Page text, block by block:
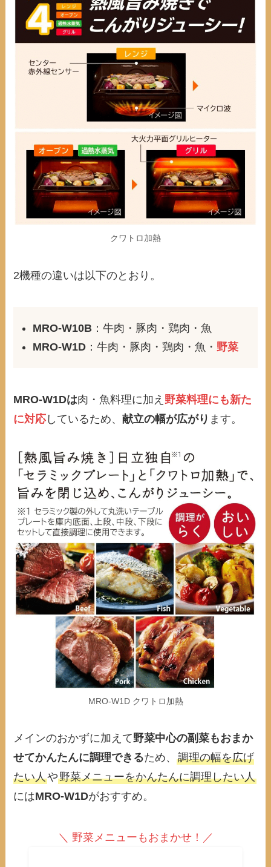
クワトロ加熱
2機種の違いは以下のとおり。
MRO-W10B：牛肉・豚肉・鶏肉・魚
MRO-W1D：牛肉・豚肉・鶏肉・魚・ 野菜
MRO-W1Dは肉・魚料理に加え 野菜料理にも新た
に対応 しているため、献立の幅が広がり ます。
MRO-W1D クワトロ加熱
メインのおかずに加えて野菜中心の副菜もおまか
せてかんたんに調理できるため、調理の幅を広げ
たい人や野菜メニューをかんたんに調理したい人
にはMRO-W1Dがおすすめ。
＼ 野菜メニューもおまかせ！／